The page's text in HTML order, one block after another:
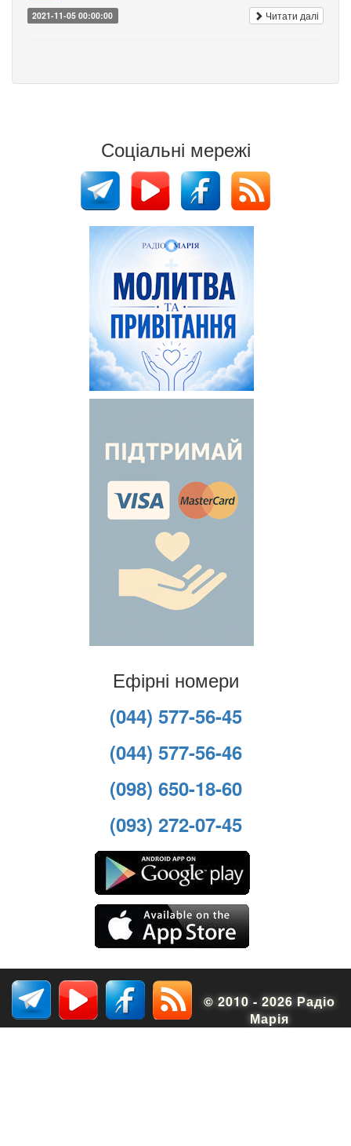
2021-11-05 00:00:00 Читати далі
Соціальні мережі
Ефірні номери
(044) 577-56-45
(044) 577-56-46
(098) 650-18-60
(093) 272-07-45
© 2010 - 2026 Радіо
Марія